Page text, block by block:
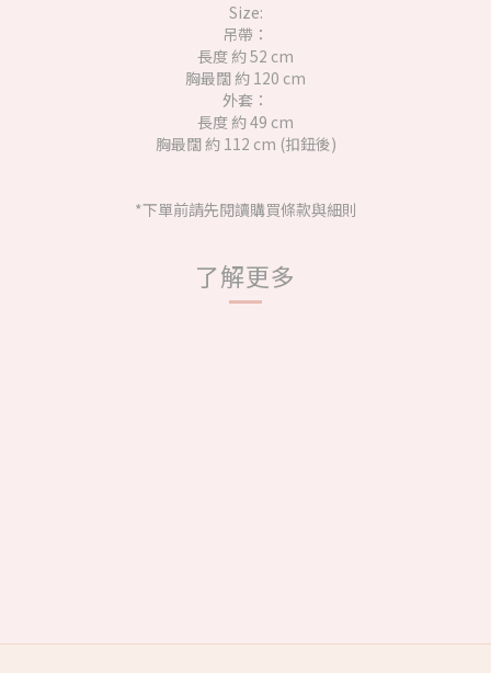
Size:
吊帶：
長度 約 52 cm
胸最闊 約 120 cm
外套：
長度 約 49 cm
胸最闊 約 112 cm (扣鈕後)
*下單前請先閱讀購買條款與細則
了解更多